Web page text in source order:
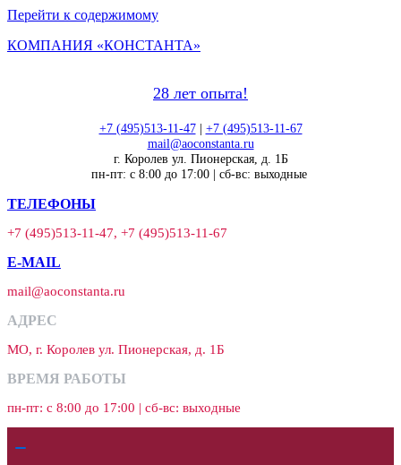
Перейти к содержимому
КОМПАНИЯ «КОНСТАНТА»
28 лет опыта!
+7 (495)513-11-47| +7 (495)513-11-67
mail@aoconstanta.ru
г. Королев ул. Пионерская, д. 1Б
пн-пт: с 8:00 до 17:00 | сб-вс: выходные
ТЕЛЕФОНЫ
+7 (495)513-11-47, +7 (495)513-11-67
E-MAIL
mail@aoconstanta.ru
АДРЕС
МО, г. Королев ул. Пионерская, д. 1Б
ВРЕМЯ РАБОТЫ
пн-пт: с 8:00 до 17:00 | сб-вс: выходные